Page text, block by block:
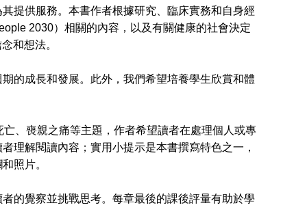
提供服務。本書作者根據研究、臨床實務和自身經
2030）相關的內容，以及有關健康的社會決定
和想法。
成長和發展。此外，我們希望培養學生欣賞和體
喪親之痛等主題，作者希望讀者在處理個人或專
理解閱讀內容；實用小提示是本書撰寫特色之一，
照片。
覺察並挑戰思考。每章最後的課後評量有助於學